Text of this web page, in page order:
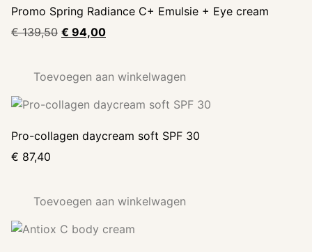
Promo Spring Radiance C+ Emulsie + Eye cream
€139,50 € 94,00
Toevoegen aan winkelwagen
Pro-collagen daycream soft SPF 30
€ 87,40
Toevoegen aan winkelwagen